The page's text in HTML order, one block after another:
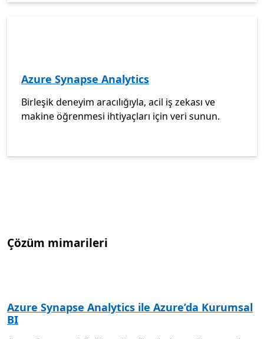
Azure Synapse Analytics
Birleşik deneyim aracılığıyla, acil iş zekası ve
makine öğrenmesi ihtiyaçları için veri sunun.
Çözüm mimarileri
Azure Synapse Analytics ile Azure’da Kurumsal
BI